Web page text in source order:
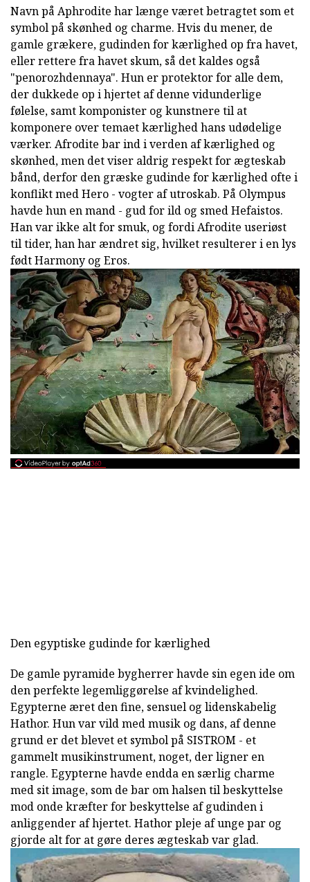
Navn på Aphrodite har længe været betragtet som et
symbol på skønhed og charme. Hvis du mener, de
gamle grækere, gudinden for kærlighed op fra havet,
eller rettere fra havet skum, så det kaldes også
"penorozhdennaya". Hun er protektor for alle dem,
der dukkede op i hjertet af denne vidunderlige
følelse, samt komponister og kunstnere til at
komponere over temaet kærlighed hans udødelige
værker. Afrodite bar ind i verden af kærlighed og
skønhed, men det viser aldrig respekt for ægteskab
bånd, derfor den græske gudinde for kærlighed ofte i
konflikt med Hero - vogter af utroskab. På Olympus
havde hun en mand - gud for ild og smed Hefaistos.
Han var ikke alt for smuk, og fordi Afrodite useriøst
til tider, han har ændret sig, hvilket resulterer i en lys
født Harmony og Eros.
Den egyptiske gudinde for kærlighed
De gamle pyramide bygherrer havde sin egen ide om
den perfekte legemliggørelse af kvindelighed.
Egypterne æret den fine, sensuel og lidenskabelig
Hathor. Hun var vild med musik og dans, af denne
grund er det blevet et symbol på SISTROM - et
gammelt musikinstrument, noget, der ligner en
rangle. Egypterne havde endda en særlig charme
med sit image, som de bar om halsen til beskyttelse
mod onde kræfter for beskyttelse af gudinden i
anliggender af hjertet. Hathor pleje af unge par og
gjorde alt for at gøre deres ægteskab var glad.